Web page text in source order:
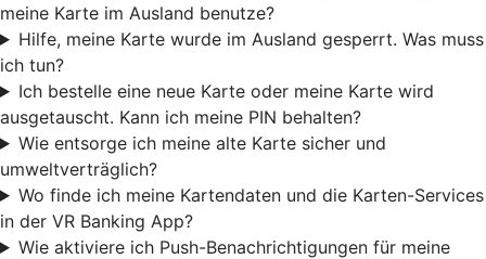
meine Karte im Ausland benutze?
Hilfe, meine Karte wurde im Ausland gesperrt. Was muss
ich tun?
Ich bestelle eine neue Karte oder meine Karte wird
ausgetauscht. Kann ich meine PIN behalten?
Wie entsorge ich meine alte Karte sicher und
umweltverträglich?
Wo finde ich meine Kartendaten und die Karten-Services
in der VR Banking App?
Wie aktiviere ich Push-Benachrichtigungen für meine